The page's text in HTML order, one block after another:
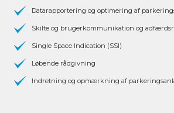
Datarapportering og optimering af
Skilte og brugerkommunikation og
Single Space Indication (SSI)
Løbende rådgivning
Indretning og opmærkning af